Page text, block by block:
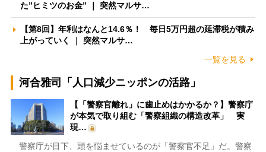
た”ヒミツのお金” ｜ 突然マルサ…
【第8回】年利はなんと14.6％！ 毎日5万円超の延滞税が積み
上がっていく ｜ 突然マルサ…
一覧を見る
河合雅司「人口減少ニッポンの活路」
【「警察官離れ」に歯止めはかかるか？】警察庁
が本気で取り組む「警察組織の構造改革」 実
現…
警察庁が目下、頭を悩ませているのが「警察官不足」だ。警察